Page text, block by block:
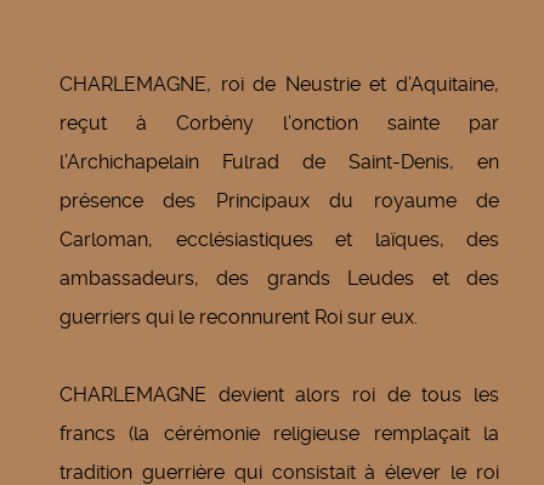
CHARLEMAGNE, roi de Neustrie et d’Aquitaine,
reçut à Corbény l’onction sainte par
l’Archichapelain Fulrad de Saint-Denis, en
présence des Principaux du royaume de
Carloman, ecclésiastiques et laïques, des
ambassadeurs, des grands Leudes et des
guerriers qui le reconnurent Roi sur eux.
CHARLEMAGNE devient alors roi de tous les
francs (la cérémonie religieuse remplaçait la
tradition guerrière qui consistait à élever le roi